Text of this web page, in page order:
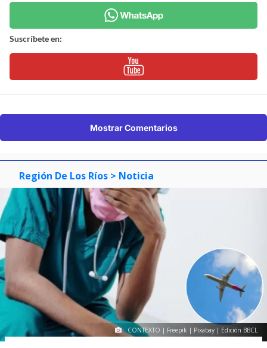
Suscríbete en:
Mostrar Comentarios
Región De Los Ríos > Noticia
CONTEXTO | Freepik | Pixabay | Edición BBCL